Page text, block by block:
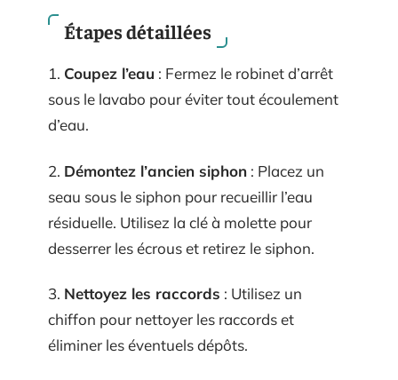
Étapes détaillées
1. Coupez l’eau : Fermez le robinet d’arrêt
sous le lavabo pour éviter tout écoulement
d’eau.
2. Démontez l’ancien siphon : Placez un
seau sous le siphon pour recueillir l’eau
résiduelle. Utilisez la clé à molette pour
desserrer les écrous et retirez le siphon.
3. Nettoyez les raccords : Utilisez un
chiffon pour nettoyer les raccords et
éliminer les éventuels dépôts.